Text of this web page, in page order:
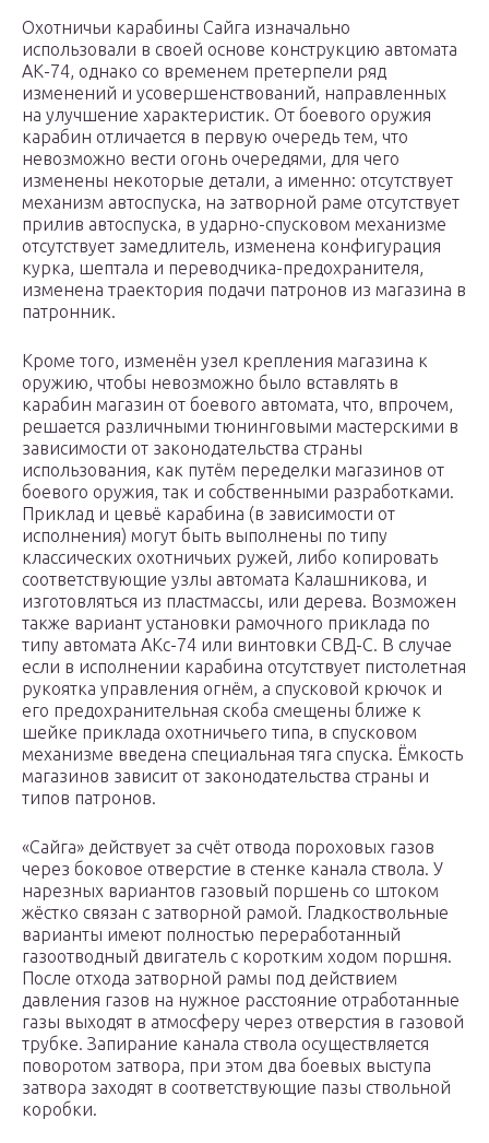
Охотничьи карабины Сайга изначально
использовали в своей основе конструкцию автомата
АК-74, однако со временем претерпели ряд
изменений и усовершенствований, направленных
на улучшение характеристик. От боевого оружия
карабин отличается в первую очередь тем, что
невозможно вести огонь очередями, для чего
изменены некоторые детали, а именно: отсутствует
механизм автоспуска, на затворной раме отсутствует
прилив автоспуска, в ударно-спусковом механизме
отсутствует замедлитель, изменена конфигурация
курка, шептала и переводчика-предохранителя,
изменена траектория подачи патронов из магазина в
патронник.
Кроме того, изменён узел крепления магазина к
оружию, чтобы невозможно было вставлять в
карабин магазин от боевого автомата, что, впрочем,
решается различными тюнинговыми мастерскими в
зависимости от законодательства страны
использования, как путём переделки магазинов от
боевого оружия, так и собственными разработками.
Приклад и цевьё карабина (в зависимости от
исполнения) могут быть выполнены по типу
классических охотничьих ружей, либо копировать
соответствующие узлы автомата Калашникова, и
изготовляться из пластмассы, или дерева. Возможен
также вариант установки рамочного приклада по
типу автомата АКс-74 или винтовки СВД-С. В случае
если в исполнении карабина отсутствует пистолетная
рукоятка управления огнём, а спусковой крючок и
его предохранительная скоба смещены ближе к
шейке приклада охотничьего типа, в спусковом
механизме введена специальная тяга спуска. Ёмкость
магазинов зависит от законодательства страны и
типов патронов.
«Сайга» действует за счёт отвода пороховых газов
через боковое отверстие в стенке канала ствола. У
нарезных вариантов газовый поршень со штоком
жёстко связан с затворной рамой. Гладкоствольные
варианты имеют полностью переработанный
газоотводный двигатель с коротким ходом поршня.
После отхода затворной рамы под действием
давления газов на нужное расстояние отработанные
газы выходят в атмосферу через отверстия в газовой
трубке. Запирание канала ствола осуществляется
поворотом затвора, при этом два боевых выступа
затвора заходят в соответствующие пазы ствольной
коробки.